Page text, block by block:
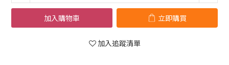
加入購物車 立即購買
加入追蹤清單